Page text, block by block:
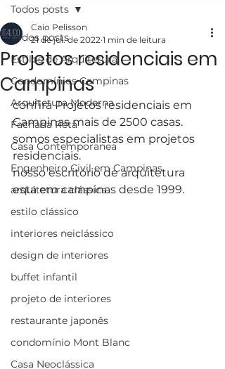
Todos posts
Estilos de Arquitetura
Condomínios Campinas
Arquitetura Moderna
Fachada Reta
Casa Contemporanea
Engenheiro Civil em Campinas
arquitetura clássica
estilo clássico
interiores neiclássico
design de interiores
buffet infantil
projeto de interiores
restaurante japonês
condomínio Mont Blanc
Casa Neoclássica
Todos posts
Projetos residenciais em
Campinas
Caio Pelisson
21 de jul. de 2022 1 min de leitura
confira Projetos residenciais em
Campinas mais de 2500 casas.
somos especialistas em projetos
residenciais.
nosso escritório de arquitetura
esta em campinas desde 1999.